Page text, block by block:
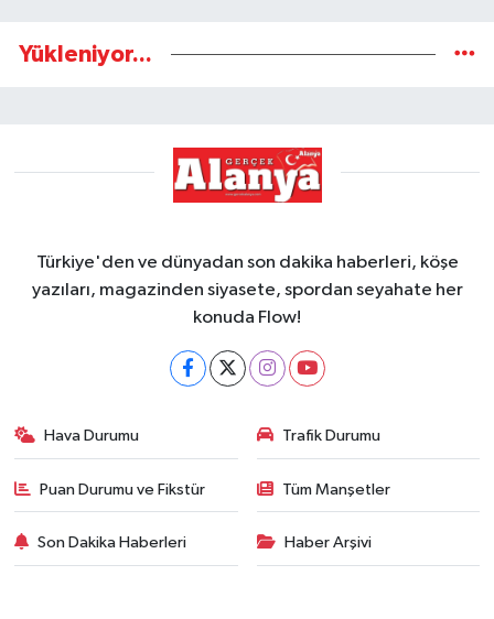
Yükleniyor...
Türkiye'den ve dünyadan son dakika haberleri, köşe
yazıları, magazinden siyasete, spordan seyahate her
konuda Flow!
Hava Durumu Trafik Durumu
Puan Durumu ve Fikstür Tüm Manşetler
Son Dakika Haberleri Haber Arşivi